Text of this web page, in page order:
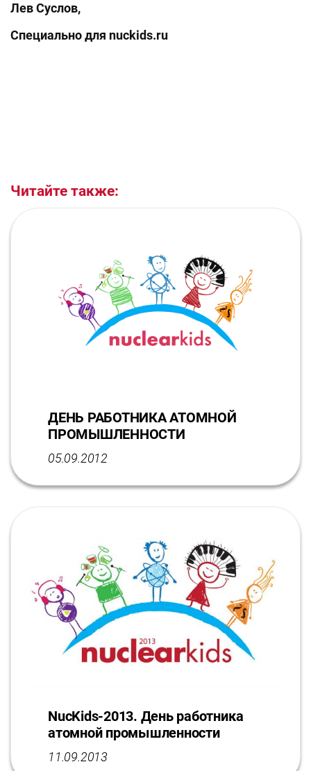
Лев Суслов,
Специально для nuckids.ru
Читайте также:
ДЕНЬ РАБОТНИКА АТОМНОЙ
ПРОМЫШЛЕННОСТИ
05.09.2012
NucKids-2013. День работника
атомной промышленности
11.09.2013